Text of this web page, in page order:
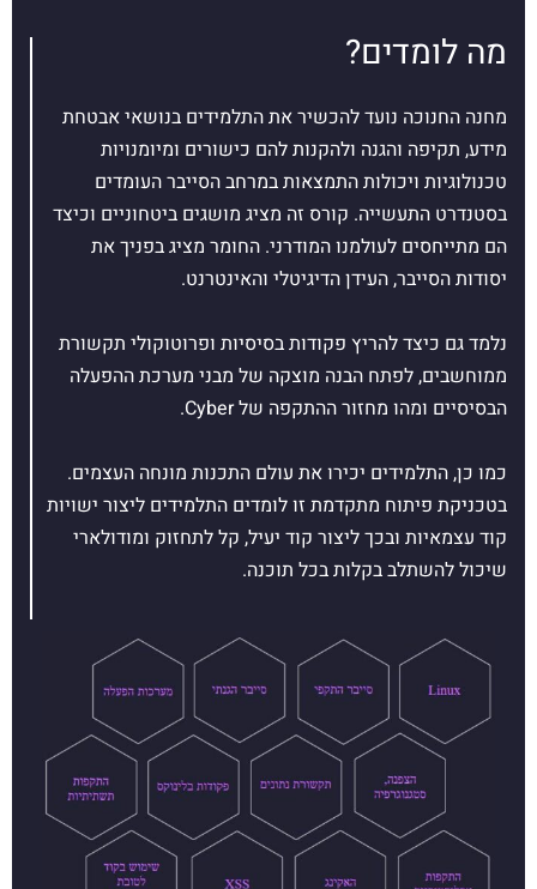
מה לומדים?
מחנה החנוכה נועד להכשיר את התלמידים בנושאי אבטחת
מידע, תקיפה והגנה ולהקנות להם כישורים ומיומנויות
טכנולוגיות ויכולות התמצאות במרחב הסייבר העומדים
בסטנדרט התעשייה. קורס זה מציג מושגים ביטחוניים וכיצד
הם מתייחסים לעולמנו המודרני. החומר מציג בפניך את
יסודות הסייבר, העידן הדיגיטלי והאינטרנט.
נלמד גם כיצד להריץ פקודות בסיסיות ופרוטוקולי תקשורת
ממוחשבים, לפתח הבנה מוצקה של מבני מערכת ההפעלה
הבסיסיים ומהו מחזור ההתקפה של Cyber.
כמו כן, התלמידים יכירו את עולם התכנות מונחה העצמים.
בטכניקת פיתוח מתקדמת זו לומדים התלמידים ליצור ישויות
קוד עצמאיות ובכך ליצור קוד יעיל, קל לתחזוק ומודולארי
שיכול להשתלב בקלות בכל תוכנה.